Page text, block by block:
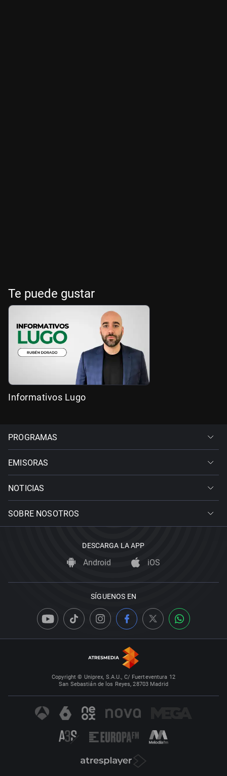
Te puede gustar
Informativos Lugo
PROGRAMAS
EMISORAS
NOTICIAS
SOBRE NOSOTROS
DESCARGA LA APP
Android iOS
SÍGUENOS EN
Copyright © Uniprex, S.A.U., C/ Fuerteventura 12
San Sebastián de los Reyes, 28703 Madrid